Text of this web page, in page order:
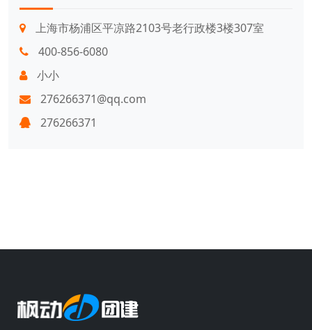
上海市杨浦区平凉路2103号老行政楼3楼307室
400-856-6080
小小
276266371@qq.com
276266371